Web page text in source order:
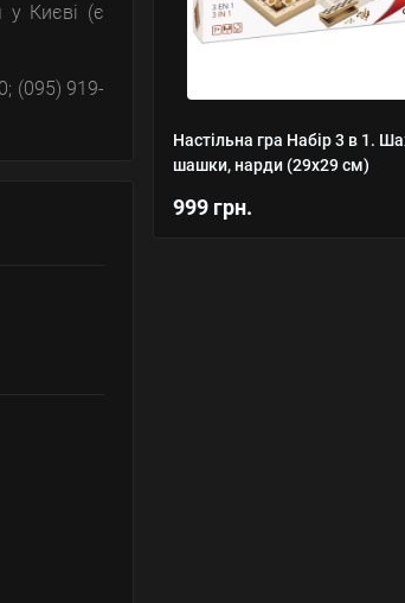
Настільна гра Набір 3 в 1.
шашки, нарди (29х29 см)
999 грн.
у Києві (є
(095) 919-